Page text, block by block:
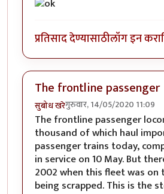
प्रतिसाद देण्यासाठीलॉग इन करा
The frontline passenger
सुबोध खरेगुरुवार, 14/05/2020 11:09
The frontline passenger
thousand of which haul
passenger trains today,
in service on 10 May. But
2002 when this fleet was
being scrapped. This is the